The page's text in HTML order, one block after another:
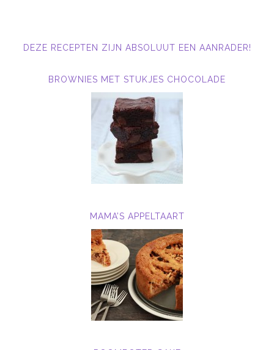
DEZE RECEPTEN ZIJN ABSOLUUT EEN AANRADER!
BROWNIES MET STUKJES CHOCOLADE
MAMA’S APPELTAART